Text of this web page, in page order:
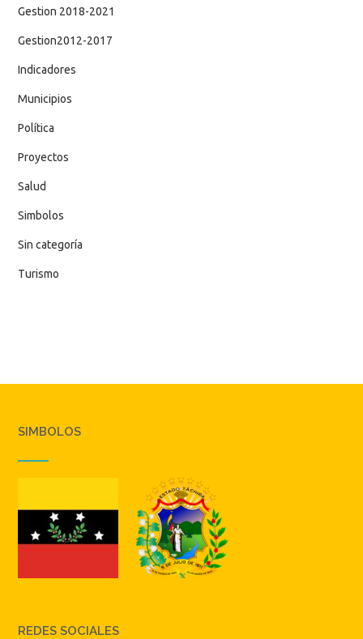
Gestion 2018-2021
Gestion2012-2017
Indicadores
Municipios
Política
Proyectos
Salud
Simbolos
Sin categoría
Turismo
SIMBOLOS
REDES SOCIALES